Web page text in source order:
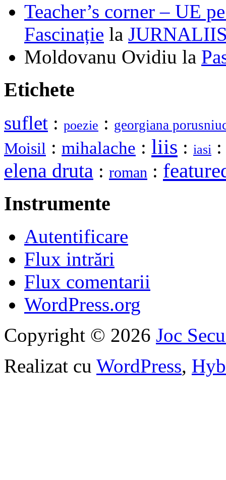
Teacher’s corner – UE
Fascinație la
Moldovanu Ovidiu la
Etichete
suflet : poezie : georgiana
Moisil : mihalache : liis : iasi
elena druta : roman :
Instrumente
Autentificare
Flux intrări
Flux comentarii
WordPress.org
Copyright © 2026 Joc
Realizat cu WordPress,